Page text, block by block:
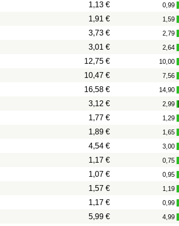
1,13 € 0,99
1,91 € 1,59
3,73 € 2,79
3,01 € 2,64
12,75 € 10,00
10,47 € 7,56
16,58 € 14,90
3,12 € 2,99
1,77 € 1,29
1,89 € 1,65
4,54 € 3,00
1,17 € 0,75
1,07 € 0,95
1,57 € 1,19
1,17 € 0,99
5,99 € 4,99